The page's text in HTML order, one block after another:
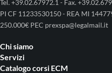
Tel. +39.02.67972.1 - Fax.
PI CF 11233530150 - REA MI
250.000€ PEC prexspa@legalmail.it
Chi siamo
Servizi
Catalogo corsi ECM